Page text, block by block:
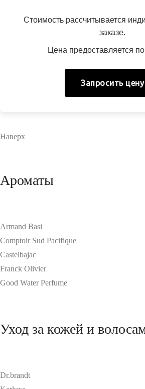
Стоимость рассчитывается
заказе.
Цена предоставляется по
Запросить цену
Наверх
Ароматы
Armand Basi
Comptoir Sud Pacifique
Castelbajac
Franck Olivier
Good Water Perfume
Уход за кожей и
Dr.brandt